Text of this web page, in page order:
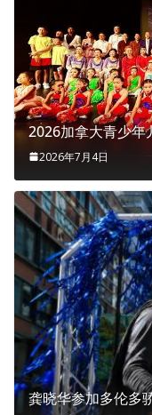
2026加拿大青少年
2026年7月4日
龚晓华参加多伦多